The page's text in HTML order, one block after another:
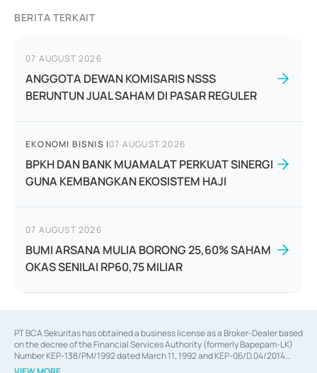
BERITA TERKAIT
07 AUGUST 2026
ANGGOTA DEWAN KOMISARIS NSSS
BERUNTUN JUAL SAHAM DI PASAR REGULER
EKONOMI BISNIS |07 AUGUST 2026
BPKH DAN BANK MUAMALAT PERKUAT SINERGI
GUNA KEMBANGKAN EKOSISTEM HAJI
07 AUGUST 2026
BUMI ARSANA MULIA BORONG 25,60% SAHAM
OKAS SENILAI RP60,75 MILIAR
PT BCA Sekuritas has obtained a business license as a Broker-Dealer based
on the decree of the Financial Services Authority (formerly Bapepam-LK)
Number KEP-138/PM/1992 dated March 11, 1992 and KEP-06/D.04/2014
dated February 28, 2014, a business license as an Underwriter based on the